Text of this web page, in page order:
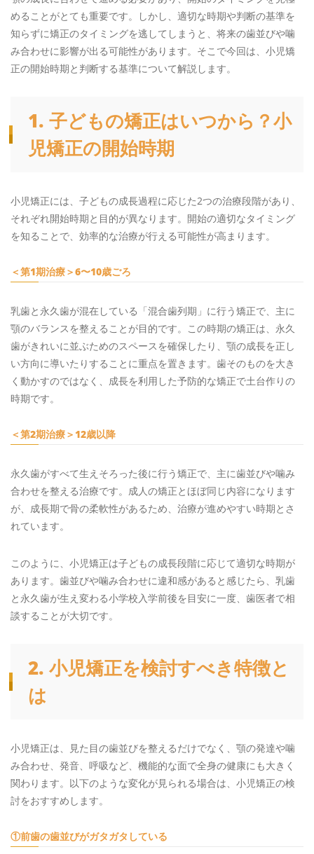
ネット予約はこちら
RESERVE
めることがとても重要です。しかし、適切な時期や判断の基準を
知らずに矯正のタイミングを逃してしまうと、将来の歯並びや噛
み合わせに影響が出る可能性があります。そこで今回は、小児矯
正の開始時期と判断する基準について解説します。
1. 子どもの矯正はいつから？小
児矯正の開始時期
小児矯正には、子どもの成長過程に応じた2つの治療段階があり、
それぞれ開始時期と目的が異なります。開始の適切なタイミング
を知ることで、効率的な治療が行える可能性が高まります。
＜第1期治療＞6〜10歳ごろ
乳歯と永久歯が混在している「混合歯列期」に行う矯正で、主に
顎のバランスを整えることが目的です。この時期の矯正は、永久
歯がきれいに並ぶためのスペースを確保したり、顎の成長を正し
い方向に導いたりすることに重点を置きます。歯そのものを大き
く動かすのではなく、成長を利用した予防的な矯正で土台作りの
時期です。
＜第2期治療＞12歳以降
永久歯がすべて生えそろった後に行う矯正で、主に歯並びや噛み
合わせを整える治療です。成人の矯正とほぼ同じ内容になります
が、成長期で骨の柔軟性があるため、治療が進めやすい時期とさ
れています。
このように、小児矯正は子どもの成長段階に応じて適切な時期が
あります。歯並びや噛み合わせに違和感があると感じたら、乳歯
と永久歯が生え変わる小学校入学前後を目安に一度、歯医者で相
談することが大切です。
2. 小児矯正を検討すべき特徴と
は
小児矯正は、見た目の歯並びを整えるだけでなく、顎の発達や噛
み合わせ、発音、呼吸など、機能的な面で全身の健康にも大きく
関わります。以下のような変化が見られる場合は、小児矯正の検
討をおすすめします。
①前歯の歯並びがガタガタしている